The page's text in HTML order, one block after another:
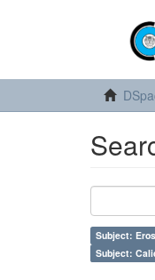
Subject:
Subject: